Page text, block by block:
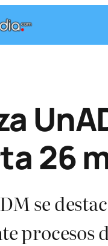
26
se
procesos